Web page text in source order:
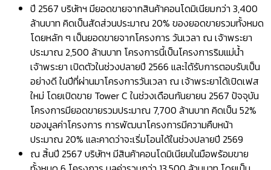
ปี 2567 บริษัทฯ มียอดขายจากสินค้าคอนโดมิเนียมกว่า 3,400
ล้านบาท คิดเป็นสัดส่วนประมาณ 20% ของยอดขายรวมทั้งหมด
โดยหลัก ๆ เป็นยอดขายจากโครงการ วันเวลา ณ เจ้าพระยา
ประมาณ 2,500 ล้านบาท โครงการนี้เป็นโครงการริมแม่น้ำ
เจ้าพระยา เปิดตัวในช่วงปลายปี 2566 และได้รับการตอบรับเป็น
อย่างดี ในปีที่ผ่านมาโครงการวันเวลา ณ เจ้าพระยาได้เปิดเฟส
ใหม่ โดยเปิดขาย Tower C ในช่วงเดือนกันยายน 2567 ปัจจุบัน
โครงการมียอดขายรวมประมาณ 7,700 ล้านบาท คิดเป็น 52%
ของมูลค่าโครงการ การพัฒนาโครงการมีความคืบหน้า
ประมาณ 20% และคาดว่าจะเริ่มโอนได้ในช่วงปลายปี 2569
ณ สิ้นปี 2567 บริษัทฯ มีสินค้าคอนโดมิเนียมในมือพร้อมขาย